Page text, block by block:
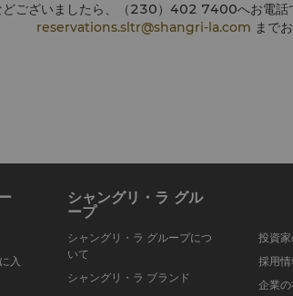
どございましたら、（230）402 7400へお電話
reservations.sltr@shangri-la.com まで
入
シャングリ・ラ グル
ープ
シャングリ・ラ グループにつ
いて
シャングリ・ラ ブランド
投資家
採用情
企業